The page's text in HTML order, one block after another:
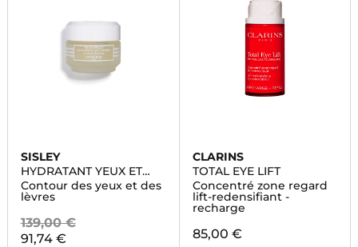
SISLEY
HYDRATANT YEUX ET
LEVRES
Contour des yeux et des
lèvres
139,00 €
91,74 €
CLARINS
TOTAL EYE LIFT
Concentré zone regard
lift-redensifiant -
recharge
85,00 €